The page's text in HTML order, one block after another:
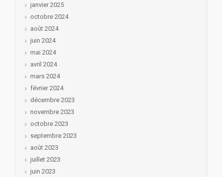
janvier 2025
octobre 2024
août 2024
juin 2024
mai 2024
avril 2024
mars 2024
février 2024
décembre 2023
novembre 2023
octobre 2023
septembre 2023
août 2023
juillet 2023
juin 2023